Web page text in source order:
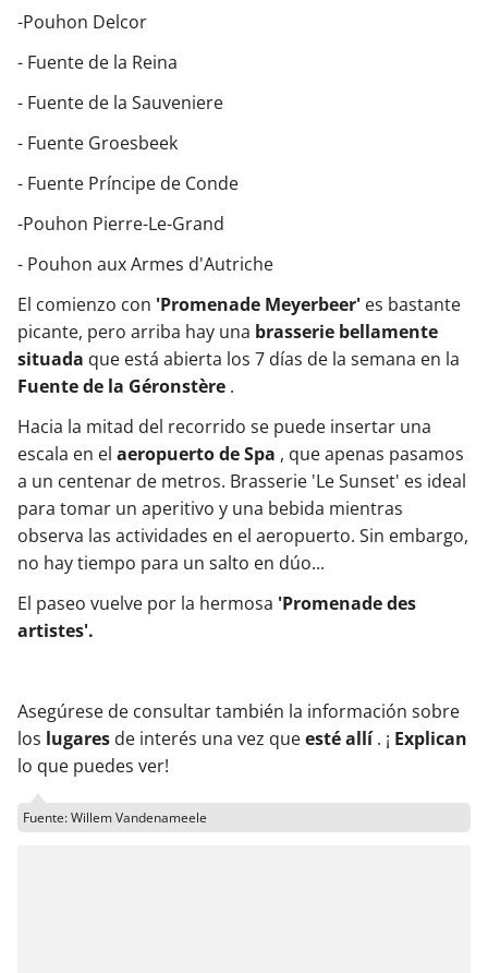
-Pouhon Delcor
- Fuente de la Reina
- Fuente de la Sauveniere
- Fuente Groesbeek
- Fuente Príncipe de Conde
-Pouhon Pierre-Le-Grand
- Pouhon aux Armes d'Autriche
El comienzo con 'Promenade Meyerbeer' es bastante
picante, pero arriba hay una brasserie bellamente
situada que está abierta los 7 días de la semana en la
Fuente de la Géronstère .
Hacia la mitad del recorrido se puede insertar una
escala en el aeropuerto de Spa , que apenas pasamos
a un centenar de metros. Brasserie 'Le Sunset' es ideal
para tomar un aperitivo y una bebida mientras
observa las actividades en el aeropuerto. Sin embargo,
no hay tiempo para un salto en dúo...
El paseo vuelve por la hermosa 'Promenade des
artistes'.
Asegúrese de consultar también la información sobre
los lugares de interés una vez queesté allí. ¡ Explican
lo que puedes ver!
Fuente: Willem Vandenameele